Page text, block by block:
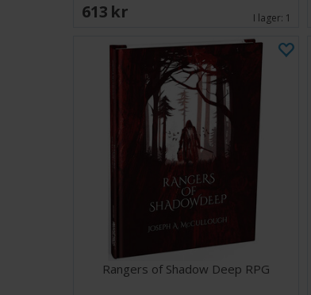
613 SEK I lager: 1
Rangers of Shadow Deep RPG